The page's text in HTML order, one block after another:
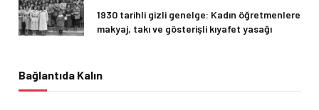
1930 tarihli gizli genelge: Kadın öğretmenlere
makyaj, takı ve gösterişli kıyafet yasağı
Bağlantıda Kalın